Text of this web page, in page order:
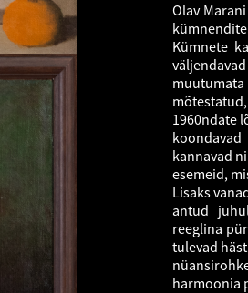
Olav
Kümnete
1960ndate
kannavad
esemeid,
Lisaks
antud
reeglina
tulevad
harmoonia